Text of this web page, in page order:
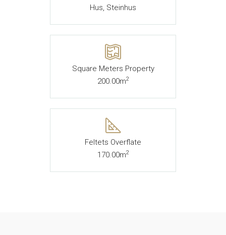
Hus, Steinhus
Square Meters Property
200.00m2
Feltets Overflate
170.00m2